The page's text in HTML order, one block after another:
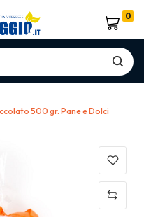
Carrello
0
500 gr. Pane e Dolci